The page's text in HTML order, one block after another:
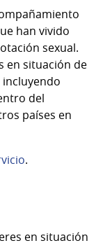
han vivido
sexual.
en situación de
del
países en
.
en situación